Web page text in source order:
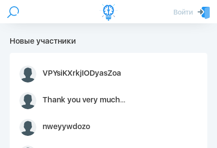
Войти
Новые участники
VPYsiKXrkjIODyasZoa
Thank you very much for your inquiry We appreciate you 9126052 https://youtube.com faceapple !
nweyywdozo